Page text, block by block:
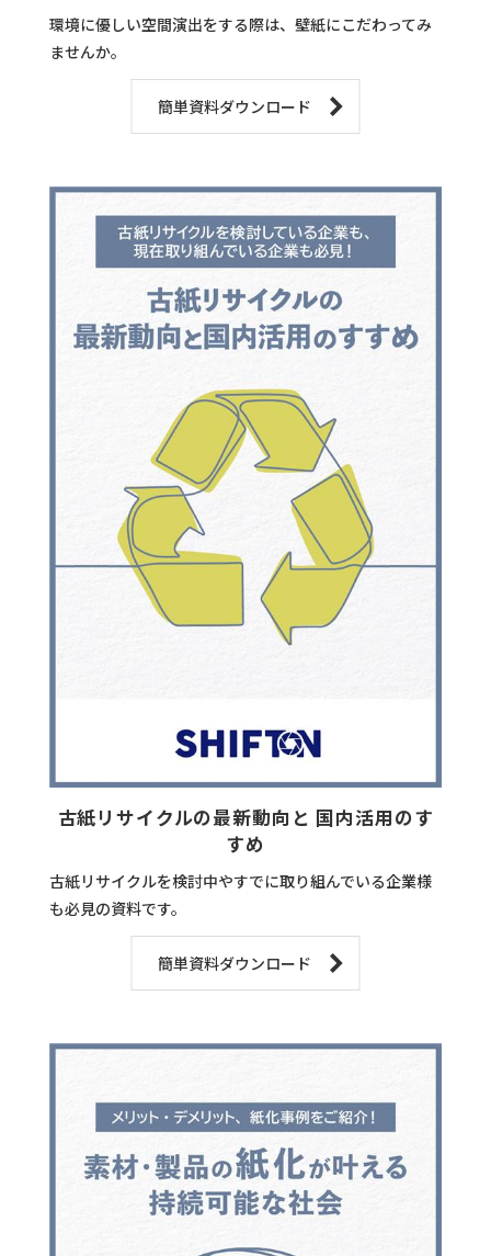
環境に優しい空間演出をする際は、壁紙にこだわってみ
ませんか。
簡単資料ダウンロード
古紙リサイクルの最新動向と 国内活用のす
すめ
古紙リサイクルを検討中やすでに取り組んでいる企業様
も必見の資料です。
簡単資料ダウンロード